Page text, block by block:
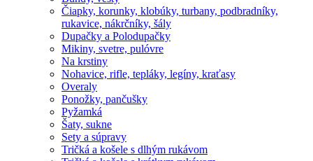
Čiapky, korunky, klobúky, turbany, podbradníky,
rukavice, nákrčníky, šály
Dupačky a Polodupačky
Mikiny, svetre, pulóvre
Na krstiny
Nohavice, rifle, tepláky, legíny, kraťasy
Overaly
Ponožky, pančušky
Pyžamká
Šaty, sukne
Sety a súpravy
Tričká a košele s dlhým rukávom